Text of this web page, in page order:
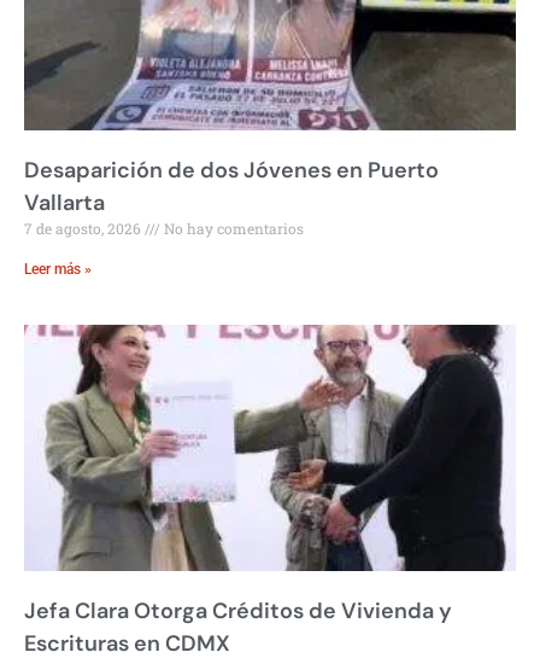
Desaparición de dos Jóvenes en Puerto
Vallarta
7 de agosto, 2026 No hay comentarios
Leer más »
Jefa Clara Otorga Créditos de Vivienda y
Escrituras en CDMX